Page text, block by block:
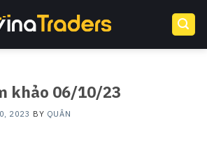
khảo 06/10/23
2023 BY QUÂN